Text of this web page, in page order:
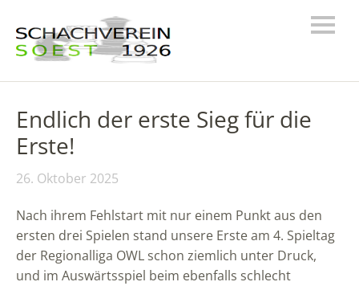
Endlich der erste Sieg für die
Erste!
26. Oktober 2025
Nach ihrem Fehlstart mit nur einem Punkt aus den
ersten drei Spielen stand unsere Erste am 4. Spieltag
der Regionalliga OWL schon ziemlich unter Druck,
und im Auswärtsspiel beim ebenfalls schlecht